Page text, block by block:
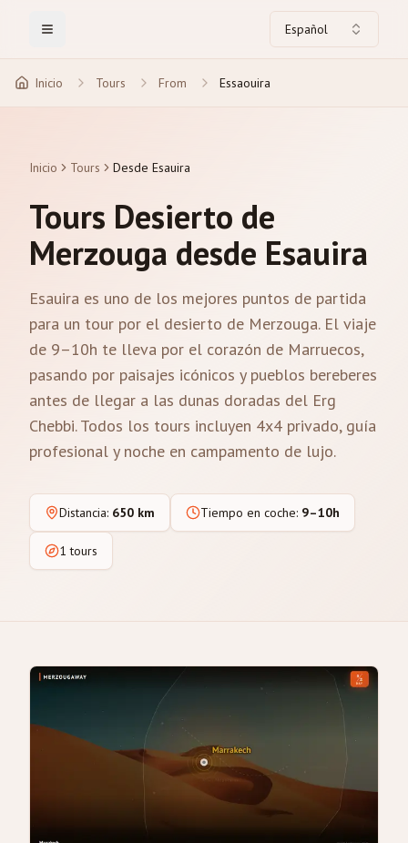
Toggle Menu Español
Inicio Tours From Essaouira
Inicio Tours Desde Esauira
Tours Desierto de
Merzouga desde Esauira
Esauira es uno de los mejores puntos de partida
para un tour por el desierto de Merzouga. El viaje
de 9–10h te lleva por el corazón de Marruecos,
pasando por paisajes icónicos y pueblos bereberes
antes de llegar a las dunas doradas del Erg
Chebbi. Todos los tours incluyen 4x4 privado, guía
profesional y noche en campamento de lujo.
Distancia: 650 km Tiempo en coche: 9–10h
1 tours